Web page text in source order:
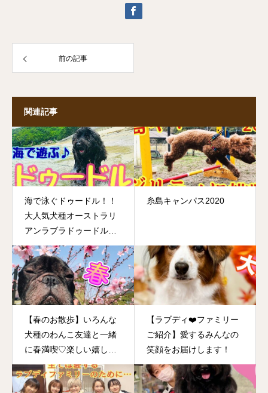
前の記事
関連記事
海で泳ぐドゥードル！！
大人気犬種オーストラリ
アンラブラドゥードルの
ハルちゃんが夏の海でダ
イナミックに遊ぶ♡大型
犬さんの存在感が素敵で
す！
糸島キャンパス2020
【春のお散歩】いろんな
犬種のわんこ友達と一緒
に春満喫♡楽しい嬉しい
小春日和の1日♬
【ラブディ❤️ファミリー
ご紹介】愛するみんなの
笑顔をお届けします！